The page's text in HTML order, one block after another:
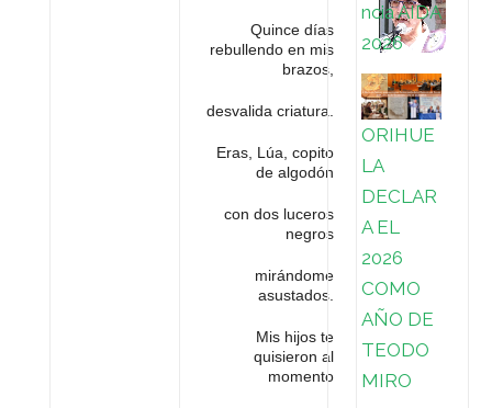
Quince días
rebullendo en mis
brazos,
desvalida criatura.
Eras, Lúa, copito
de algodón
con dos luceros
negros
mirándome
asustados.
Mis hijos te
quisieron al
momento
ncia AIDA
2026
ORIHUE
LA
DECLAR
A EL
2026
COMO
AÑO DE
TEODO
MIRO